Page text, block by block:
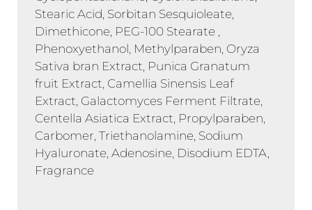
Stearic Acid, Sorbitan Sesquioleate,
Dimethicone, PEG-100 Stearate ,
Phenoxyethanol, Methylparaben, Oryza
Sativa bran Extract, Punica Granatum
fruit Extract, Camellia Sinensis Leaf
Extract, Galactomyces Ferment Filtrate,
Centella Asiatica Extract, Propylparaben,
Carbomer, Triethanolamine, Sodium
Hyaluronate, Adenosine, Disodium EDTA,
Fragrance